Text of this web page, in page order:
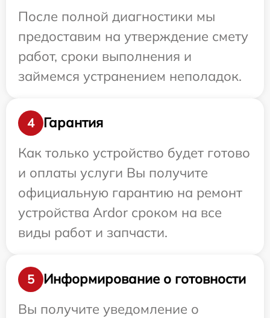
После полной диагностики мы
предоставим на утверждение смету
работ, сроки выполнения и
займемся устранением неполадок.
4
Гарантия
Как только устройство будет готово
и оплаты услуги Вы получите
официальную гарантию на ремонт
устройства Ardor сроком на все
виды работ и запчасти.
5
Информирование о готовности
Вы получите уведомление о